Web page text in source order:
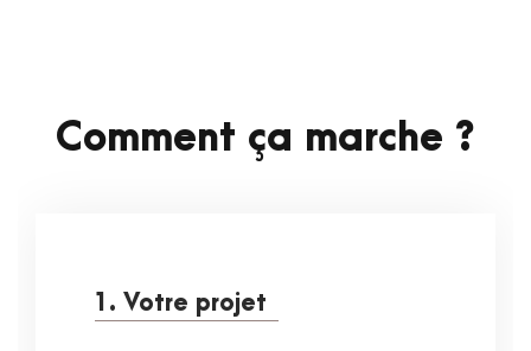
Comment ça marche ?
1. Votre projet